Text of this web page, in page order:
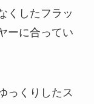
くしたフラッ
ーに合ってい
っくりしたス